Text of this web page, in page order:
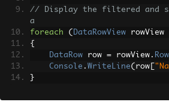
// Display the filtered and
a
foreach
( DataRowView rowView
{
DataRow row = rowView . Row
Console . WriteLine( row
}